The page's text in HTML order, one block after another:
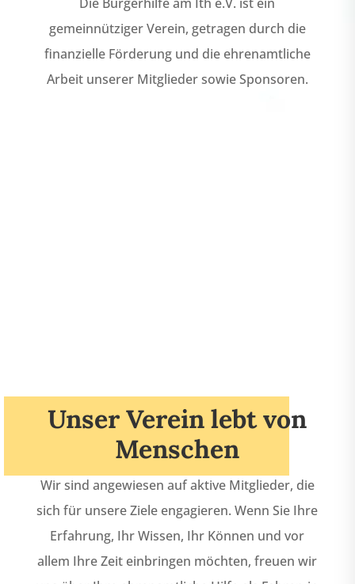
gemeinnütziger Verein, getragen durch die
finanzielle Förderung und die ehrenamtliche
Arbeit unserer Mitglieder sowie Sponsoren.
Unser Verein lebt von
Menschen
Wir sind angewiesen auf aktive Mitglieder, die
sich für unsere Ziele engagieren. Wenn Sie Ihre
Erfahrung, Ihr Wissen, Ihr Können und vor
allem Ihre Zeit einbringen möchten, freuen wir